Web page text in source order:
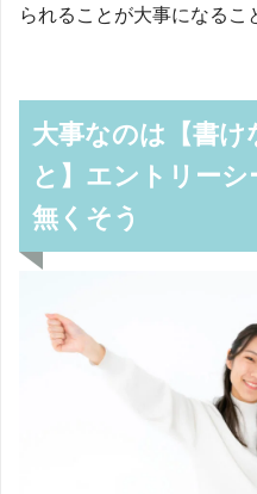
られることが大事になるこ
大事なのは【書け
と】エントリー
無くそう